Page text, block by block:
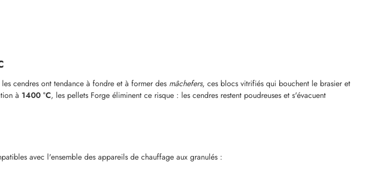
cendres ont tendance à fondre et à former des mâchefers, ces blocs vitrifiés qui bouchent le brasier et
à 1400 °C, les pellets Forge éliminent ce risque : les cendres restent poudreuses et s'évacuent
avec l'ensemble des appareils de chauffage aux granulés :